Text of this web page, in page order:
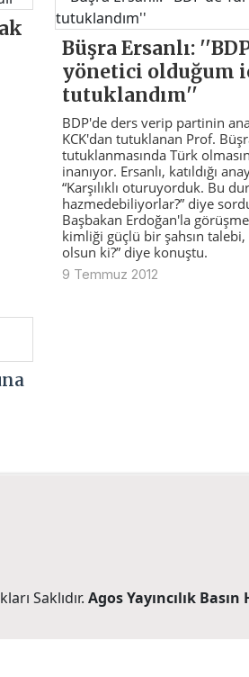
Büşra Ersanlı:
yönetici olduğum
tutuklandım''
BDP'de ders verip partinin
KCK'dan tutuklanan Prof.
tutuklanmasında Türk
inanıyor. Ersanlı, katıldığı
“Karşılıklı oturuyorduk. Bu
hazmedebiliyorlar?” diye
Başbakan Erdoğan'la
kimliği güçlü bir şahsın talebi,
olsun ki?” diye konuştu.
9 Temmuz 2012
Saklıdır. Agos Yayıncılık